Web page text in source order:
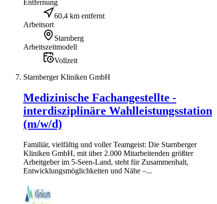
Entfernung
60,4 km entfernt
Arbeitsort
Starnberg
Arbeitszeitmodell
Vollzeit
Starnberger Kliniken GmbH
Medizinische Fachangestellte -
interdisziplinäre Wahlleistungsstation
(m/w/d)
Familiär, vielfältig und voller Teamgeist: Die Starnberger
Kliniken GmbH, mit über 2.000 Mitarbeitenden größter
Arbeitgeber im 5-Seen-Land, steht für Zusammenhalt,
Entwicklungsmöglichkeiten und Nähe –...